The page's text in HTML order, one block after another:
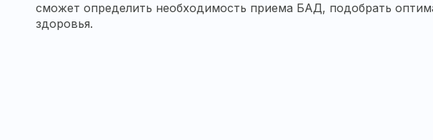
сможет определить необходимость приема БАД, подобрать
здоровья.